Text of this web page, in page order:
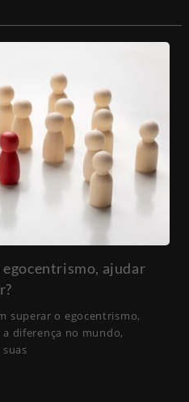
egocentrismo, ajudar
superar o egocentrismo,
diferença no mundo,